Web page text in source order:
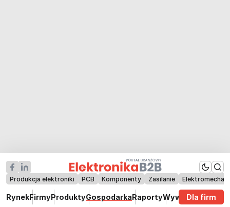
Produkcja elektroniki PCB Komponenty Zasilanie
RynekFirmyProduktyGospodarkaRaportyWywiadyDla firm